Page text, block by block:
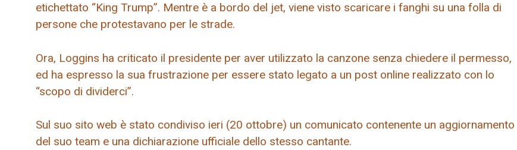
etichettato “King Trump”. Mentre è a bordo del jet, viene visto scaricare i fanghi su una folla di
persone che protestavano per le strade.
Ora, Loggins ha criticato il presidente per aver utilizzato la canzone senza chiedere il permesso,
ed ha espresso la sua frustrazione per essere stato legato a un post online realizzato con lo
“scopo di dividerci”.
Sul suo sito web è stato condiviso ieri (20 ottobre) un comunicato contenente un aggiornamento
del suo team e una dichiarazione ufficiale dello stesso cantante.